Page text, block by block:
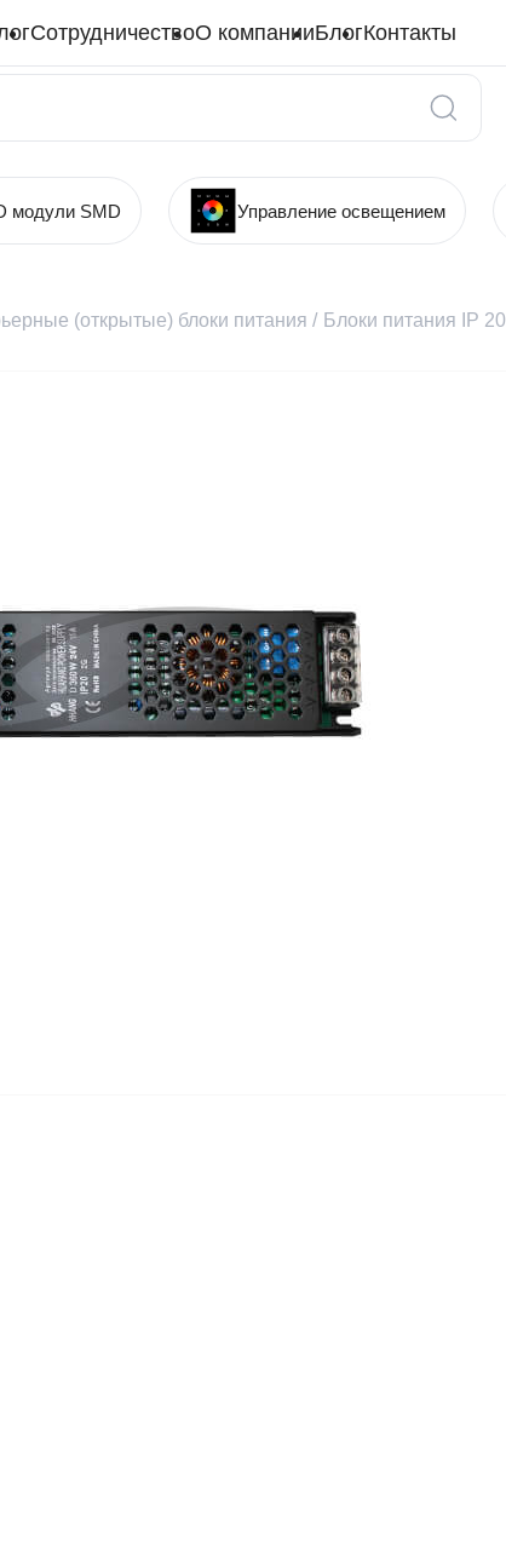
СотрудничествоО компанииБлогКонтакты
модули SMD Управление освещением
(открытые) блоки питания / Блоки питания IP 20